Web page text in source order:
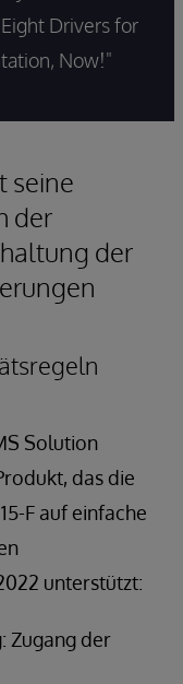
Drivers for
Now!"
seine
der
der
Solution
das die
F auf einfache
unterstützt:
Zugang der